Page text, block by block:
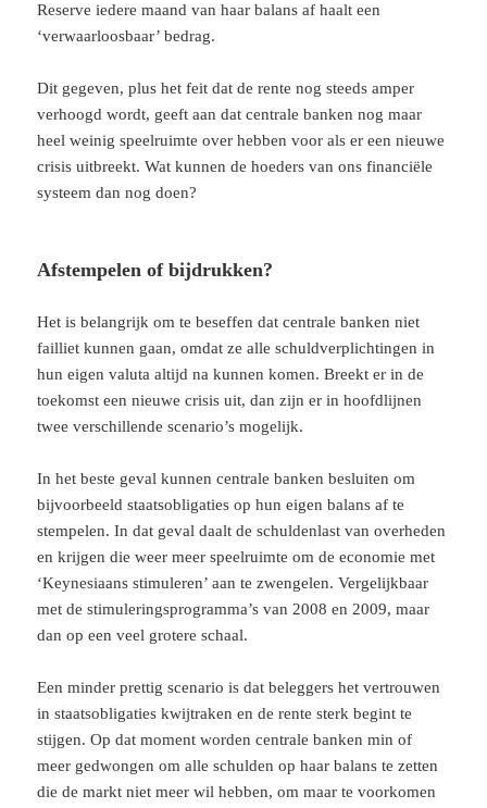
Reserve iedere maand van haar balans af haalt een
‘verwaarloosbaar’ bedrag.
Dit gegeven, plus het feit dat de rente nog steeds amper
verhoogd wordt, geeft aan dat centrale banken nog maar
heel weinig speelruimte over hebben voor als er een nieuwe
crisis uitbreekt. Wat kunnen de hoeders van ons financiële
systeem dan nog doen?
Afstempelen of bijdrukken?
Het is belangrijk om te beseffen dat centrale banken niet
failliet kunnen gaan, omdat ze alle schuldverplichtingen in
hun eigen valuta altijd na kunnen komen. Breekt er in de
toekomst een nieuwe crisis uit, dan zijn er in hoofdlijnen
twee verschillende scenario’s mogelijk.
In het beste geval kunnen centrale banken besluiten om
bijvoorbeeld staatsobligaties op hun eigen balans af te
stempelen. In dat geval daalt de schuldenlast van overheden
en krijgen die weer meer speelruimte om de economie met
‘Keynesiaans stimuleren’ aan te zwengelen. Vergelijkbaar
met de stimuleringsprogramma’s van 2008 en 2009, maar
dan op een veel grotere schaal.
Een minder prettig scenario is dat beleggers het vertrouwen
in staatsobligaties kwijtraken en de rente sterk begint te
stijgen. Op dat moment worden centrale banken min of
meer gedwongen om alle schulden op haar balans te zetten
die de markt niet meer wil hebben, om maar te voorkomen